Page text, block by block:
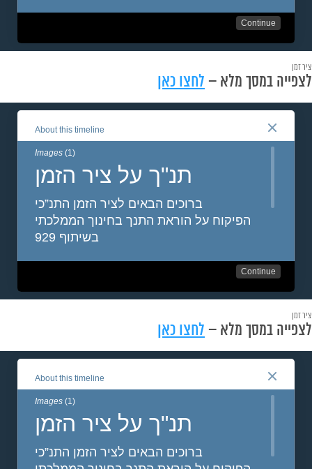
ציר זמן
לצפייה במסך מלא – לחצו כאן
ציר זמן
לצפייה במסך מלא – לחצו כאן